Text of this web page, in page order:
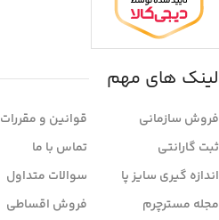
لینک های مهم
فروش سازمانی
ثبت گارانتی
اندازه گیری سایز پا
مجله مسترچرم
قوانین و مقررات
تماس با ما
سوالات متداول
فروش اقساطی